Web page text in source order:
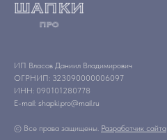
ИП Власов Даниил Владимирович
ОГРНИП: 323090000006097
ИНН: 090101280778
E-mail: shapki.pro@mail.ru
© Все права защищены. Разработчик сайта